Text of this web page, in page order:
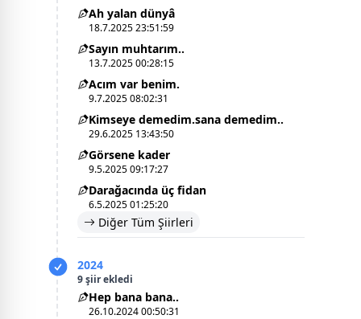
Ah yalan dünyâ
18.7.2025 23:51:59
Sayın muhtarım..
13.7.2025 00:28:15
Acım var benim.
9.7.2025 08:02:31
Kimseye demedim.sana demedim..
29.6.2025 13:43:50
Görsene kader
9.5.2025 09:17:27
Darağacında üç fidan
6.5.2025 01:25:20
Diğer Tüm Şiirleri
2024
9 şiir ekledi
Hep bana bana..
26.10.2024 00:50:31